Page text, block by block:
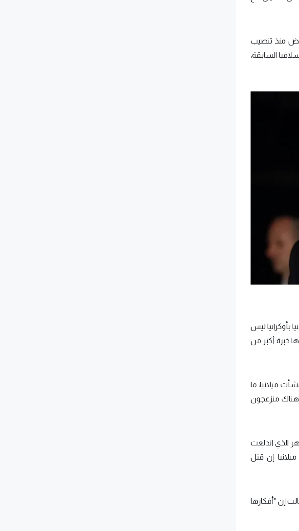
أقل من 14 يومًا في البيت الأبيض منذ تنصيب
إذ وُلدت ميلانيا خلف عام 1970، في يوغوسلافيا السابقة،
بأوكرانيا ليس
خبرة أكبر من
حيث نشأت ميلانيا، ما
هناك منزعجون
السابق من الحرب، ففي فبراير 2022، وهو الشهر الذي اندلعت
إن قتل
إن "أفكارها